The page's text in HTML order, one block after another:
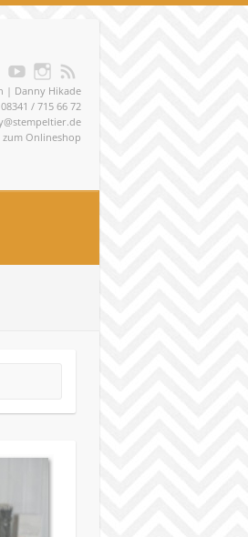
| Danny Hikade
/ 715 66 72
zum Onlineshop